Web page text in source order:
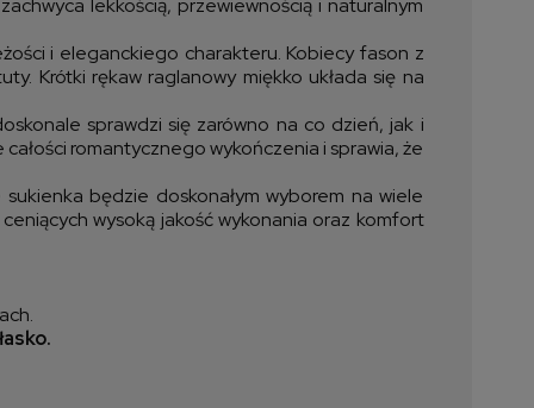
i eleganckiego charakteru. Kobiecy fason z
Krótki rękaw raglanowy miękko układa się na
sprawdzi się zarówno na co dzień, jak i
romantycznego wykończenia i sprawia, że
będzie doskonałym wyborem na wiele
wysoką jakość wykonania oraz komfort